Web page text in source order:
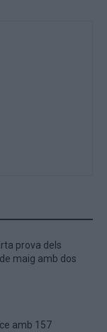
prova dels
maig amb dos
amb 157